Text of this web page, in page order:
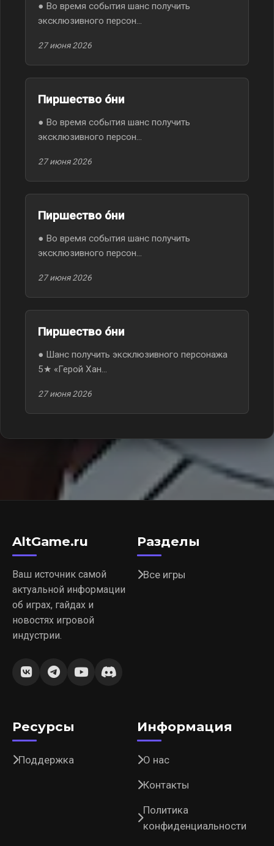
● Во время события шанс получить
эксклюзивного персон...
27 июня 2026
Пиршество óни
● Во время события шанс получить
эксклюзивного персон...
27 июня 2026
Пиршество óни
● Во время события шанс получить
эксклюзивного персон...
27 июня 2026
Пиршество óни
● Шанс получить эксклюзивного персонажа
5★ «Герой Хан...
27 июня 2026
AltGame.ru
Ваш источник самой
актуальной информации
об играх, гайдах и
новостях игровой
индустрии.
Разделы
Все игры
Ресурсы
Поддержка
Информация
О нас
Контакты
Политика
конфиденциальности